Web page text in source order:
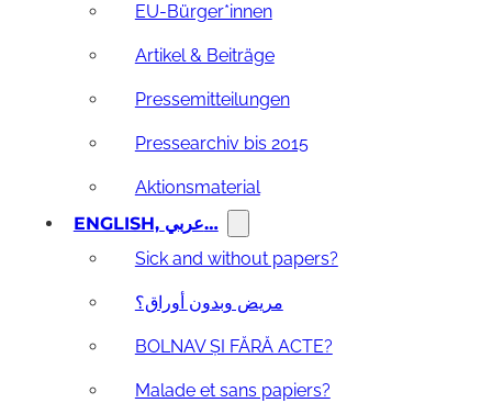
EU-Bürger*innen
Artikel & Beiträge
Pressemitteilungen
Pressearchiv bis 2015
Aktionsmaterial
ENGLISH, عربي…
Sick and without papers?
مريض وبدون أوراق؟
BOLNAV ȘI FĂRĂ ACTE?
Malade et sans papiers?